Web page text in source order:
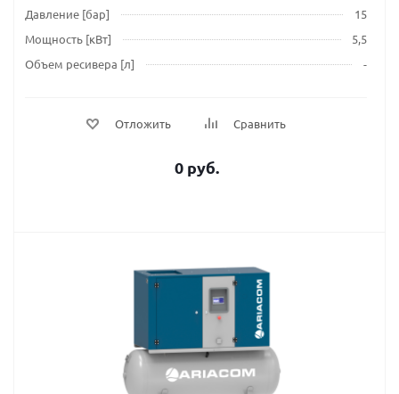
Давление [бар]
15
Мощность [кВт]
5,5
Объем ресивера [л]
-
Отложить Сравнить
0 руб.